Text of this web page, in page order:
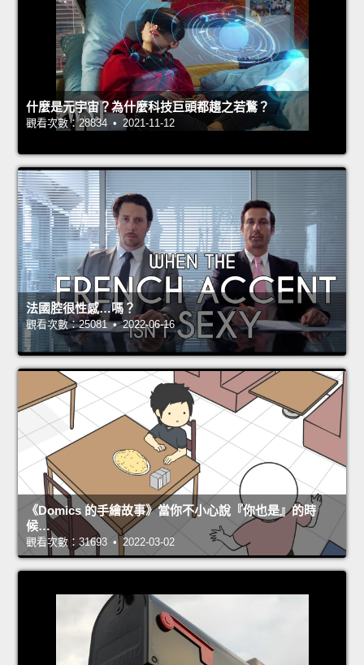
什麼是元宇宙？為什麼科技巨頭都趨之若鶩？
觀看次數：28834 • 2021-11-12
法國腔很性感…嗎？
觀看次數：25081 • 2022-06-16
《Domics 的手繪故事》當你不小心說『你也是』的時
候…
觀看次數：31693 • 2022-03-02